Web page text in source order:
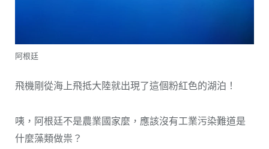
阿根廷
飛機剛從海上飛抵大陸就出現了這個粉紅色的湖泊！
咦，阿根廷不是農業國家麼，應該沒有工業污染難道是
什麼藻類做祟？